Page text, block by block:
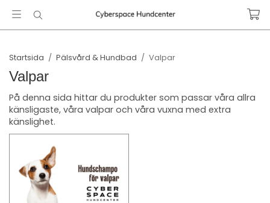
Startsida / Pälsvård & Hundbad / Valpar
Valpar
På denna sida hittar du produkter som passar våra allra
känsligaste, våra valpar och våra vuxna med extra
känslighet.